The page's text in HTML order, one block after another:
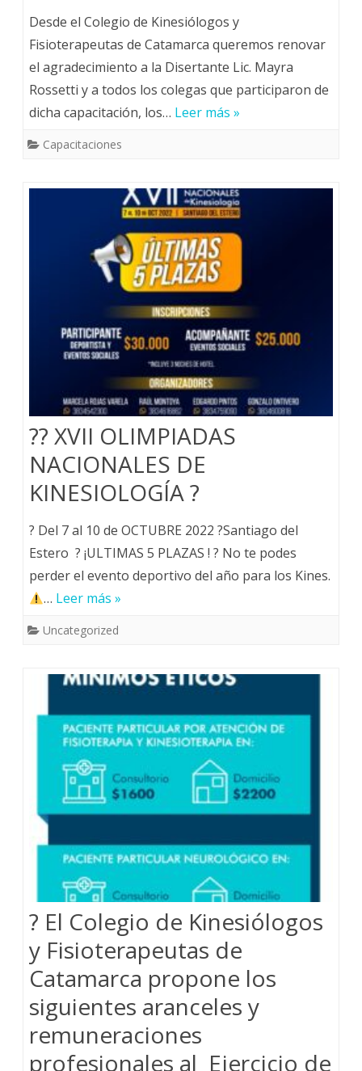
Desde el Colegio de Kinesiólogos y
Fisioterapeutas de Catamarca queremos renovar
el agradecimiento a la Disertante Lic. Mayra
Rossetti y a todos los colegas que participaron de
dicha capacitación, los… Leer más »
Capacitaciones
?? XVII OLIMPIADAS
NACIONALES DE
KINESIOLOGÍA ?
? Del 7 al 10 de OCTUBRE 2022 ?Santiago del
Estero ? ¡ULTIMAS 5 PLAZAS ! ? No te podes
perder el evento deportivo del año para los Kines.
… Leer más »
Uncategorized
? El Colegio de Kinesiólogos
y Fisioterapeutas de
Catamarca propone los
siguientes aranceles y
remuneraciones
profesionales al Ejercicio de